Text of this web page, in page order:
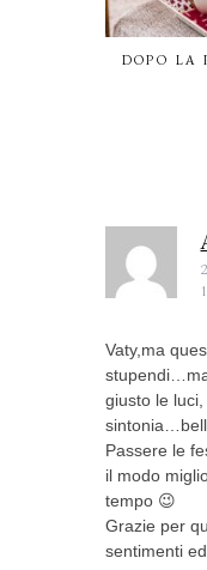
DOPO LA
Vaty,ma
giusto le
Passere le
il modo
tempo 😉
Grazie per
sentimenti